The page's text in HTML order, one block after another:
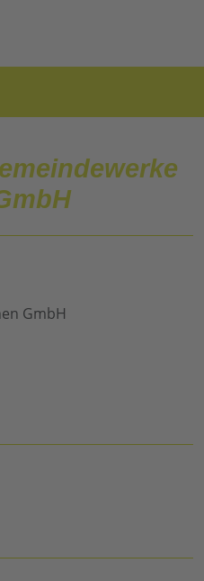
GmbH